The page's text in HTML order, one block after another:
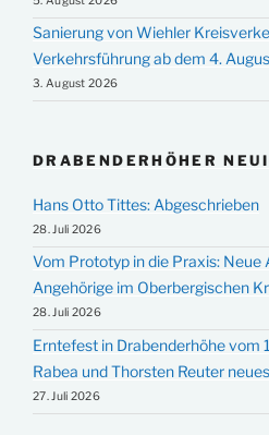
Sanierung von Wiehler
Verkehrsführung ab dem 4.
3. August 2026
DRABENDERHÖHER
Hans Otto Tittes: Abgeschrieben
28. Juli 2026
Vom Prototyp in die Praxis:
Angehörige im Oberbergischen
28. Juli 2026
Erntefest in Drabenderhöhe vom
Rabea und Thorsten Reuter
27. Juli 2026